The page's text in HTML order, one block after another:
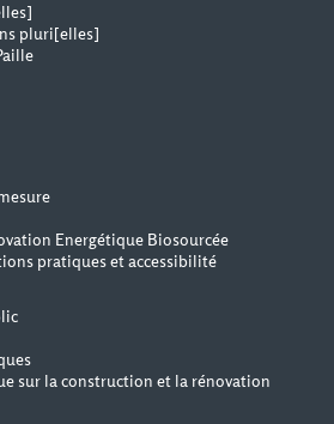
pluri[elles]
Energétique Biosourcée
pratiques et accessibilité
sur la construction et la rénovation